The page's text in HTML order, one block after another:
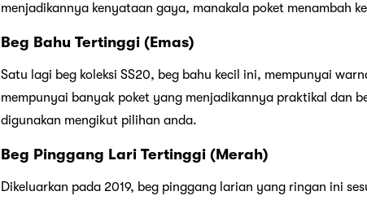
menjadikannya kenyataan gaya, manakala poket menambah
Beg Bahu Tertinggi (Emas)
Satu lagi beg koleksi SS20, beg bahu kecil ini, mempunyai
mempunyai banyak poket yang menjadikannya praktikal dan
digunakan mengikut pilihan anda.
Beg Pinggang Lari Tertinggi (Merah)
Dikeluarkan pada 2019, beg pinggang larian yang ringan ini